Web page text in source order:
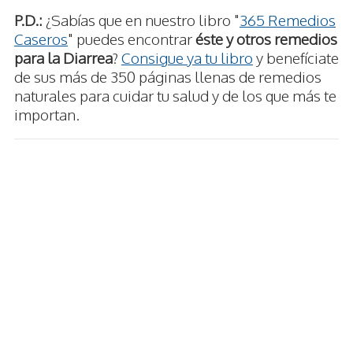
P.D.: ¿Sabías que en nuestro libro "365 Remedios
Caseros" puedes encontraréste y otros remedios
para la Diarrea? Consigue ya tu libro y benefíciate
de sus más de 350 páginas llenas de remedios
naturales para cuidar tu salud y de los que más te
importan.